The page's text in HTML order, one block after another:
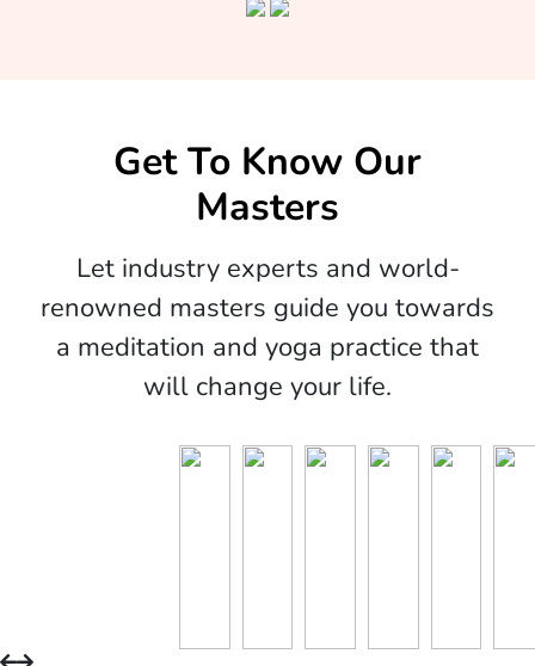
Get To Know Our
Masters
Let industry experts and world-
renowned masters guide you towards
a meditation and yoga practice that
will change your life.